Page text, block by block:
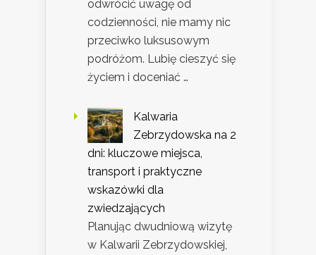
odwrócić uwagę od
codzienności, nie mamy nic
przeciwko luksusowym
podróżom. Lubię cieszyć się
życiem i doceniać …
Kalwaria
Zebrzydowska na 2
dni: kluczowe miejsca,
transport i praktyczne
wskazówki dla
zwiedzających
Planując dwudniową wizytę
w Kalwarii Zebrzydowskiej,